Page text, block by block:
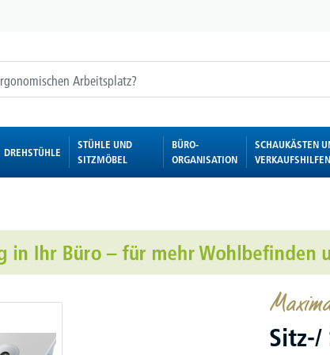
DREHSTÜHLE
STÜHLE UND
SITZMÖBEL
BÜRO-
ORGANISATION
SCHAUKÄSTEN
VERKAUFSHILFEN
Sitz-/